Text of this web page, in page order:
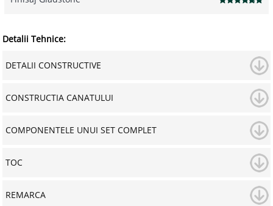
Detalii Tehnice:
DETALII CONSTRUCTIVE
CONSTRUCTIA CANATULUI
COMPONENTELE UNUI SET COMPLET
TOC
REMARCA